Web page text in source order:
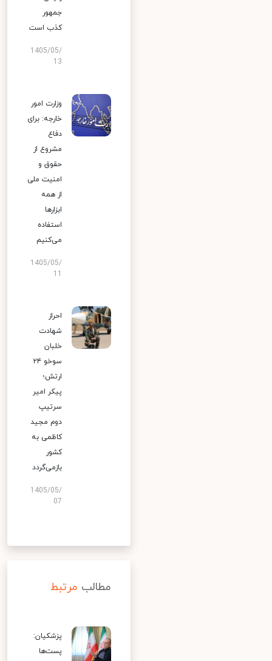
جمهور
کذب است
1405/05/
13
وزارت امور
خارجه: برای
دفاع
مشروع از
حقوق و
امنیت ملی
از همه
ابزارها
استفاده
می‌کنیم
1405/05/
احراز
شهادت
خلبان
سوخو ۲۴
ارتش؛
پیکر امیر
سرتیپ
دوم مجید
کاظمی به
کشور
بازمی‌گردد
1405/05/
07
مطالب مرتبط
پزشکیان:
پست‌ها